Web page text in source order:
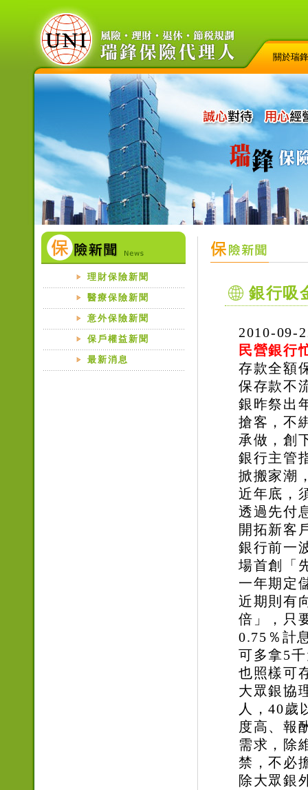
關於瑞鋒
理財保險新聞
醫療保險新聞
意外保險新聞
保戶權益新聞
最新消息
銀行吸
2010-09-
民營銀行
存款全額
保存款不
銀昨祭出
搶客，不
承做，創
銀行主管
掀搬家潮
近年底，
透過先付
開拓新客
銀行前一
場首創「
一年期定
近期則有
倍」，只
0.75％計
可多拿5
也照樣可
大眾銀協
人，40歲
度高、報
需求，除
禁，不必
除大眾銀